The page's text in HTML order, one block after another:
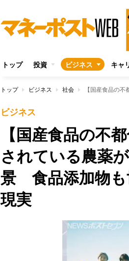
トップ 投資 ビジネス キャ
トップ ビジネス 社会
ビジネス
【国産食品の不
されている農薬
景 食品添加物も
現実